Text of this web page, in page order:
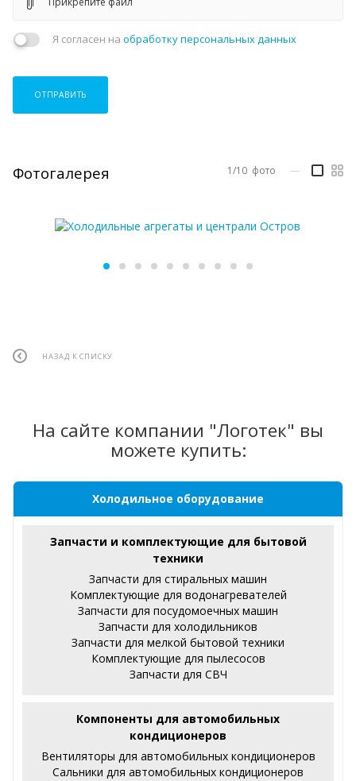
Я согласен на обработку персональных данных
ОТПРАВИТЬ
Фотогалерея 1/10 фото —
НАЗАД К СПИСКУ
На сайте компании "Логотек" вы
можете купить:
Холодильное оборудование
Запчасти и комплектующие для бытовой
техники
Запчасти для стиральных машин
Комплектующие для водонагревателей
Запчасти для посудомоечных машин
Запчасти для холодильников
Запчасти для мелкой бытовой техники
Комплектующие для пылесосов
Запчасти для СВЧ
Компоненты для автомобильных
кондиционеров
Вентиляторы для автомобильных кондиционеров
Сальники для автомобильных кондиционеров